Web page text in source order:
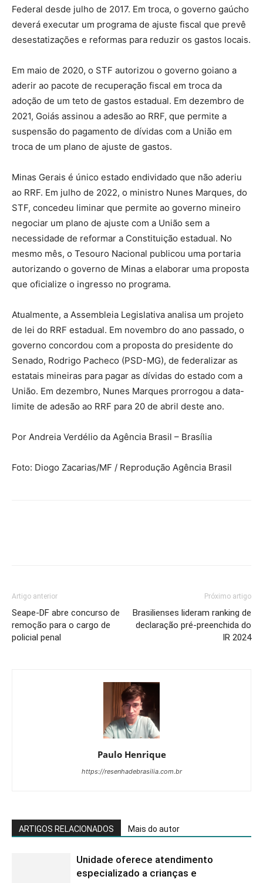
Federal desde julho de 2017. Em troca, o governo gaúcho
deverá executar um programa de ajuste fiscal que prevê
desestatizações e reformas para reduzir os gastos locais.
Em maio de 2020, o STF autorizou o governo goiano a
aderir ao pacote de recuperação fiscal em troca da
adoção de um teto de gastos estadual. Em dezembro de
2021, Goiás assinou a adesão ao RRF, que permite a
suspensão do pagamento de dívidas com a União em
troca de um plano de ajuste de gastos.
Minas Gerais é único estado endividado que não aderiu
ao RRF. Em julho de 2022, o ministro Nunes Marques, do
STF, concedeu liminar que permite ao governo mineiro
negociar um plano de ajuste com a União sem a
necessidade de reformar a Constituição estadual. No
mesmo mês, o Tesouro Nacional publicou uma portaria
autorizando o governo de Minas a elaborar uma proposta
que oficialize o ingresso no programa.
Atualmente, a Assembleia Legislativa analisa um projeto
de lei do RRF estadual. Em novembro do ano passado, o
governo concordou com a proposta do presidente do
Senado, Rodrigo Pacheco (PSD-MG), de federalizar as
estatais mineiras para pagar as dívidas do estado com a
União. Em dezembro, Nunes Marques prorrogou a data-
limite de adesão ao RRF para 20 de abril deste ano.
Por Andreia Verdélio da Agência Brasil – Brasília
Foto: Diogo Zacarias/MF / Reprodução Agência Brasil
Artigo anterior
Seape-DF abre concurso de
remoção para o cargo de
policial penal
Próximo artigo
Brasilienses lideram ranking de
declaração pré-preenchida do
IR 2024
Paulo Henrique
https://resenhadebrasilia.com.br
ARTIGOS RELACIONADOS Mais do autor
Unidade oferece atendimento
especializado a crianças e